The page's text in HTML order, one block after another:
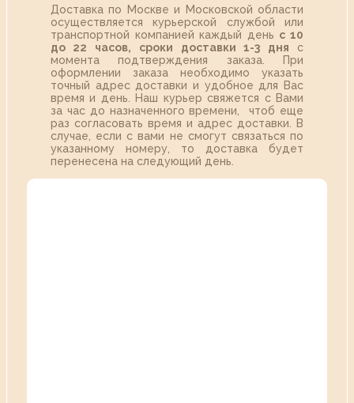
Доставка по Москве и Московской области
осуществляется курьерской службой или
транспортной компанией каждый день с 10
до 22 часов,
сроки доставки 1-3 дня с
момента подтверждения заказа. При
оформлении заказа необходимо указать
точный адрес доставки и удобное для Вас
время и день. Наш курьер свяжется с Вами
за час до назначенного времени, чтоб еще
раз согласовать время и адрес доставки. В
случае, если с вами не смогут связаться по
указанному номеру, то доставка будет
перенесена на следующий день.